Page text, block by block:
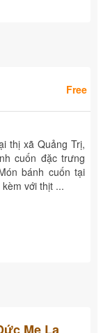
thị xã Quảng Trị,
cuốn đặc trưng
bánh cuốn tại
với thịt ...